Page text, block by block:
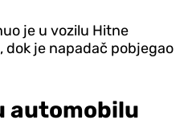
je u vozilu Hitne
dok je napadač pobjegao
automobilu